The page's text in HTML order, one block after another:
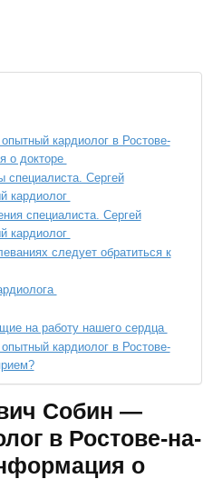
кардиолог в Ростове-
о докторе
специалиста. Сергей
кардиолог
специалиста. Сергей
кардиолог
следует обратиться к
на работу нашего сердца
кардиолог в Ростове-
Собин —
в Ростове-на-
о